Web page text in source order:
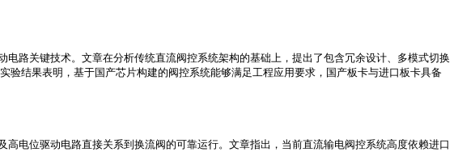
路关键技术。文章在分析传统直流阀控系统架构的基础上，提出了包含冗余设计、多模式切换
验结果表明，基于国产芯片构建的阀控系统能够满足工程应用要求，国产板卡与进口板卡具备
电位驱动电路直接关系到换流阀的可靠运行。文章指出，当前直流输电阀控系统高度依赖进口